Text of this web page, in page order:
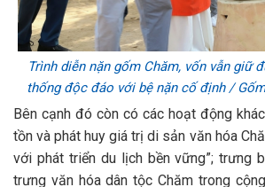
Trình diễn nặn gốm Chăm, vốn vẫn giữ
thống độc đáo với bệ nặn cố định /
Bên cạnh đó còn có các hoạt động
tồn và phát huy giá trị di sản văn hóa
với phát triển du lịch bền vững”; trưng
trưng văn hóa dân tộc Chăm trong